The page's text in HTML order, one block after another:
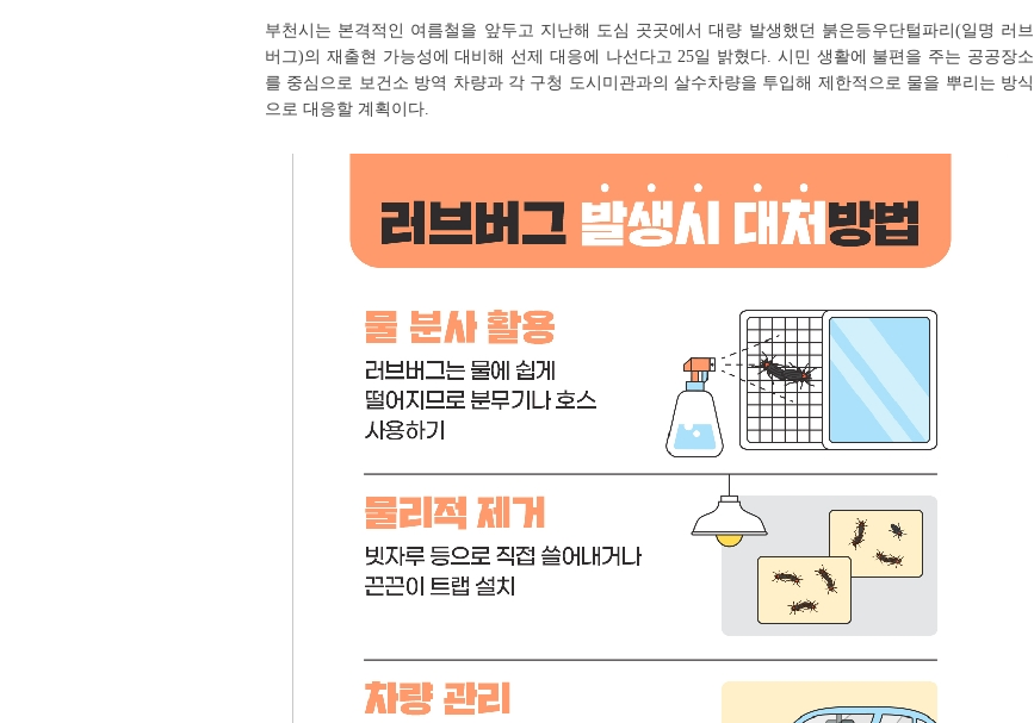
부천시는 본격적인 여름철을 앞두고 지난해 도심 곳곳에서 대량 발생했던 붉은등우단털파리(일명 러브
버그)의 재출현 가능성에 대비해 선제 대응에 나선다고 25일 밝혔다. 시민 생활에 불편을 주는 공공장소
를 중심으로 보건소 방역 차량과 각 구청 도시미관과의 살수차량을 투입해 제한적으로 물을 뿌리는 방식
으로 대응할 계획이다.